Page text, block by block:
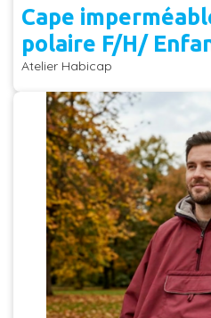
Cape
polaire F/H/
Atelier Habicap